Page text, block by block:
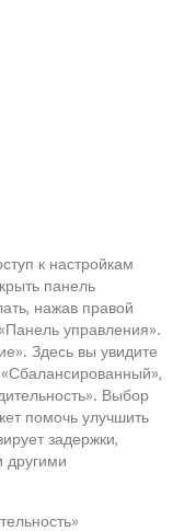
к настройкам
панель
нажав правой
управления».
Здесь вы увидите
«Сбалансированный»,
Выбор
помочь улучшить
задержки,
другими